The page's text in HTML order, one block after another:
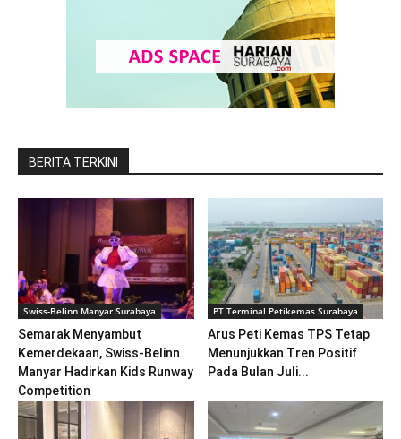
BERITA TERKINI
Swiss-Belinn Manyar Surabaya
Semarak Menyambut
Kemerdekaan, Swiss-Belinn
Manyar Hadirkan Kids Runway
Competition
PT Terminal Petikemas Surabaya
Arus Peti Kemas TPS Tetap
Menunjukkan Tren Positif
Pada Bulan Juli...